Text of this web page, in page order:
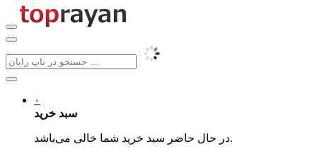
۰
سبد خرید
در حال حاضر سبد خرید شما خالی می‌باشد.